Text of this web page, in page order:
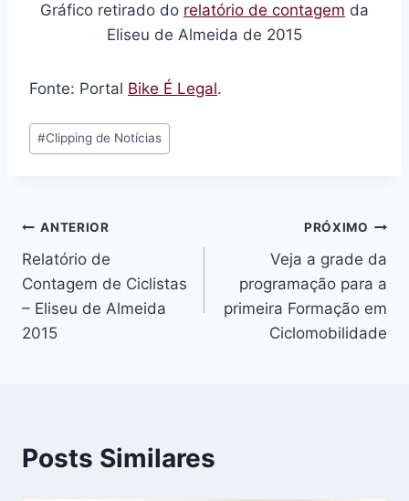
Gráfico retirado do relatório de contagem da
Eliseu de Almeida de 2015
Fonte: Portal Bike É Legal.
Tags
do
#Clipping de Notícias
Navegação
de
Post
ANTERIOR
Relatório de
Contagem de Ciclistas
– Eliseu de Almeida
2015
PRÓXIMO
Veja a grade da
programação para a
primeira Formação em
Ciclomobilidade
Posts Similares